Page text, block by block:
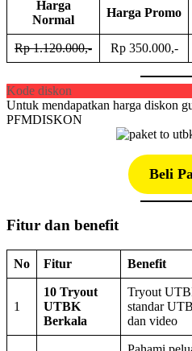
Harga
Normal
Harga Promo
Rp 1.120.000,- Rp 350.000,-
Kode diskon
Untuk mendapatkan harga diskon
PFMDISKON
Beli
Fitur dan benefit
No Fitur Benefit
1
10 Tryout
UTBK
Berkala
Tryout
standar
dan video